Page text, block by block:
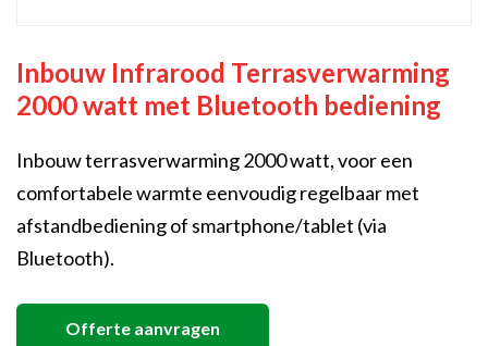
Inbouw Infrarood Terrasverwarming
2000 watt met Bluetooth bediening
Inbouw terrasverwarming 2000 watt, voor een
comfortabele warmte eenvoudig regelbaar met
afstandbediening of smartphone/tablet (via
Bluetooth).
Offerte aanvragen